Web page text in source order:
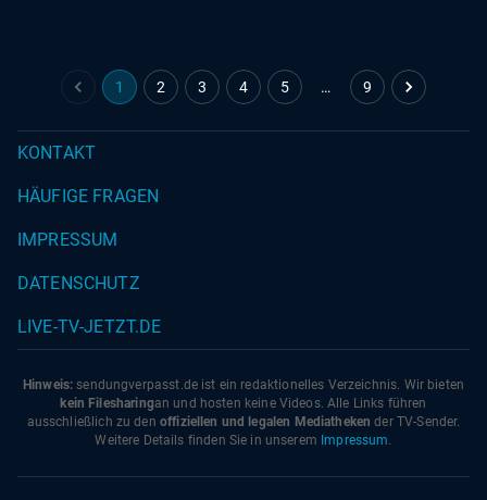
1 2 3 4 5 … 9
KONTAKT
HÄUFIGE FRAGEN
IMPRESSUM
DATENSCHUTZ
LIVE-TV-JETZT.DE
Hinweis: sendungverpasst.de ist ein redaktionelles Verzeichnis. Wir bieten
kein Filesharingan und hosten keine Videos. Alle Links führen
ausschließlich zu den offiziellen und legalen Mediatheken der TV-Sender.
Weitere Details finden Sie in unserem Impressum.